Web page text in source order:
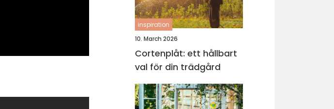
inspiration
10. March 2026
Cortenplåt: ett hållbart
val för din trädgård